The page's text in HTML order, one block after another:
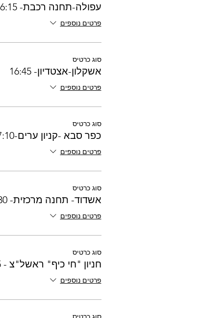
עפולה-תחנה רכבת- 16:15 - 07.10
פרטים נוספים
סוג כרטיס
אשקלון-אצטדיון- 16:45
פרטים נוספים
סוג כרטיס
כפר סבא -קניון ערים-17:10
פרטים נוספים
סוג כרטיס
אשדוד- תחנה מרכזית- 17:30
פרטים נוספים
סוג כרטיס
חניון "חי כיף" ראשל"צ - 17:15
פרטים נוספים